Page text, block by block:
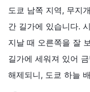
도쿄 남쪽 지역, 무지
간 길가에 있습니다.
지날 때 오른쪽을 잘
길가에 세워져 있어
해제되니, 도쿄 하늘